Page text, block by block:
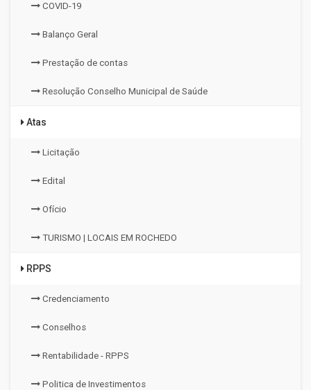
COVID-19
Balanço Geral
Prestação de contas
Resolução Conselho Municipal de Saúde
Atas
Licitação
Edital
Ofício
TURISMO | LOCAIS EM ROCHEDO
RPPS
Credenciamento
Conselhos
Rentabilidade - RPPS
Politica de Investimentos